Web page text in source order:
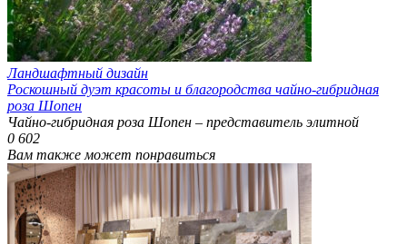
Ландшафтный дизайн
Роскошный дуэт красоты и благородства чайно-гибридная
роза Шопен
Чайно-гибридная роза Шопен – представитель элитной
0 602
Вам также может понравиться